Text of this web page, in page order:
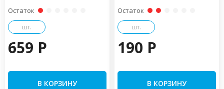
Остаток
шт.
659 P
В КОРЗИНУ
Остаток
шт.
190 P
В КОРЗИНУ